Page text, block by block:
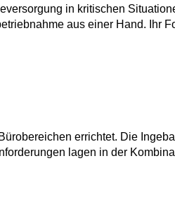
in kritischen
aus einer Hand. Ihr
errichtet. Die
lagen in der